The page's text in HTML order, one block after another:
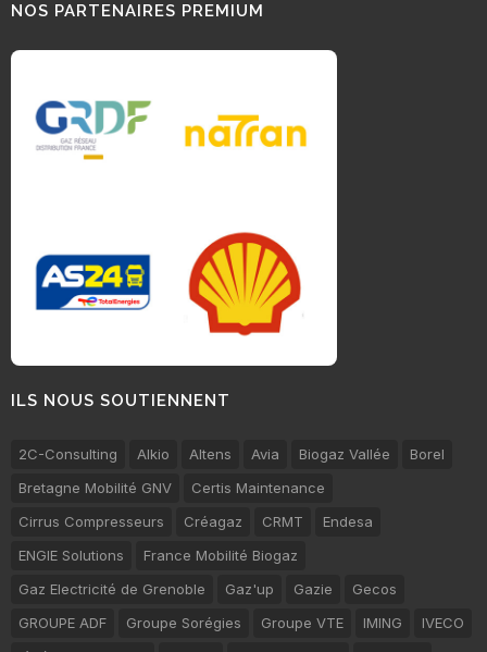
NOS PARTENAIRES PREMIUM
ILS NOUS SOUTIENNENT
2C-Consulting Alkio Altens Avia Biogaz Vallée
Borel
Bretagne Mobilité GNV
Certis Maintenance
Cirrus Compresseurs
Créagaz CRMT
Endesa
ENGIE Solutions
France Mobilité Biogaz
Gaz Electricité de Grenoble
Gaz'up Gazie
Gecos
GROUPE ADF
Groupe Sorégies Groupe VTE IMING
IVECO